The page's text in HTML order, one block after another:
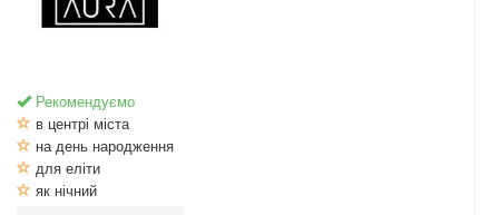
Рекомендуємо
в центрі міста
на день народження
для еліти
як нічний